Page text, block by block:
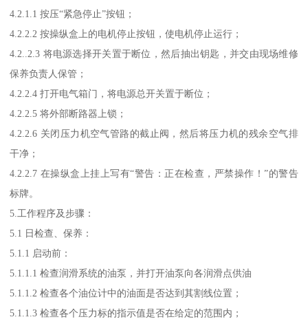
4.2.1.1 按压“紧急停止”按钮；
4.2.2.2 按操纵盒上的电机停止按钮，使电机停止运行；
4.2..2.3 将电源选择开关置于断位，然后抽出钥匙，并交由现场维修
保养负责人保管；
4.2.2.4 打开电气箱门，将电源总开关置于断位；
4.2.2.5 将外部断路器上锁；
4.2.2.6 关闭压力机空气管路的截止阀，然后将压力机的残余空气排
干净；
4.2.2.7 在操纵盒上挂上写有“警告：正在检查，严禁操作！”的警告
标牌。
5.工作程序及步骤：
5.1 日检查、保养：
5.1.1 启动前：
5.1.1.1 检查润滑系统的油泵，并打开油泵向各润滑点供油
5.1.1.2 检查各个油位计中的油面是否达到其割线位置；
5.1.1.3 检查各个压力标的指示值是否在给定的范围内；